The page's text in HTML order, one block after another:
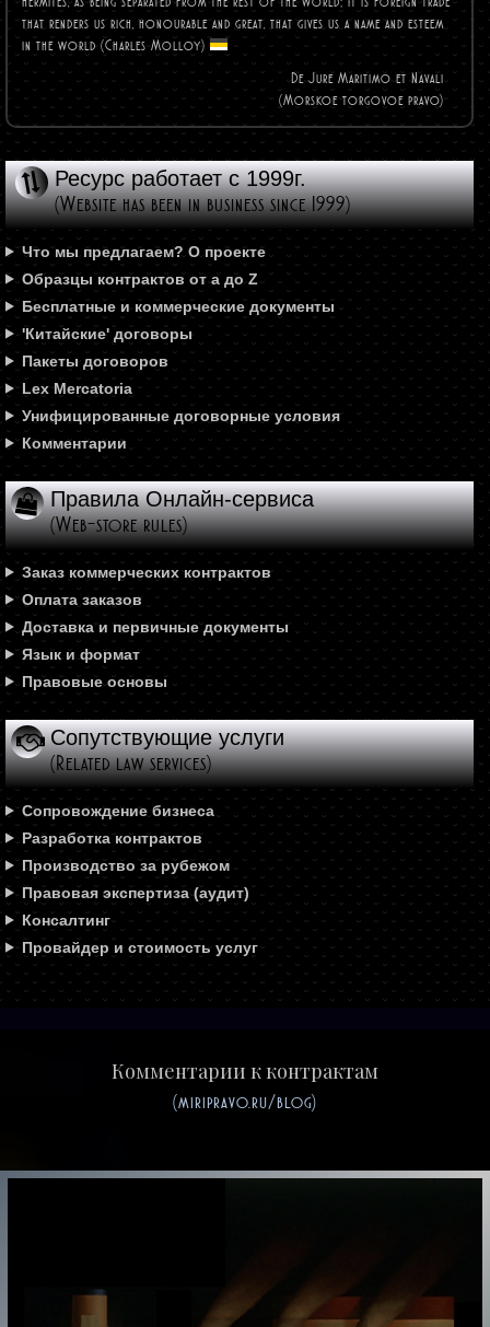
that renders us rich, honourable and great, that gives us a name and esteem
in the world (CharlesMolloy)
De Jure Maritimo et Navali
(Morskoe torgovoe pravo)
Ресурс работает с 1999г.
(Website has been in business since 1999)
Что мы предлагаем? О проекте
Образцы контрактов от а до Z
Бесплатные и коммерческие документы
'Китайские' договоры
Пакеты договоров
Lex Mercatoria
Унифицированные договорные условия
Комментарии
Правила Онлайн-сервиса
(Web-store rules)
Заказ коммерческих контрактов
Оплата заказов
Доставка и первичные документы
Язык и формат
Правовые основы
Сопутствующие услуги
(Related law services)
Сопровождение бизнеса
Разработка контрактов
Производство за рубежом
Правовая экспертиза (аудит)
Консалтинг
Провайдер и стоимость услуг
Комментарии к контрактам
(miripravo.ru/blog)